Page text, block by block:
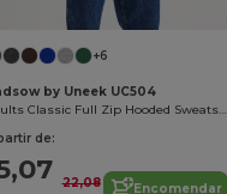
+6
by Uneek UC504
Adults Classic Full Zip Hooded Sweatshirt
de:
22,08
Encomendar